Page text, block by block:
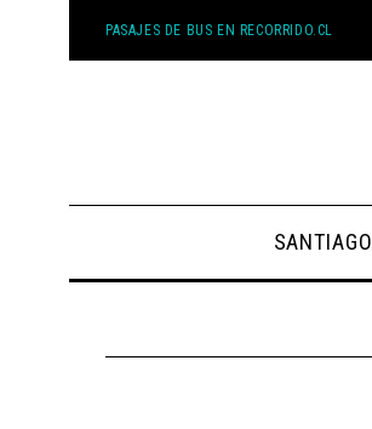
PASAJES DE BUS EN RECORRIDO.CL
SANTIAGO